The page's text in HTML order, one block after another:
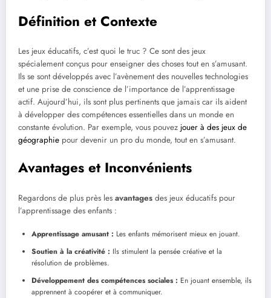
Définition et Contexte
Les jeux éducatifs, c’est quoi le truc ? Ce sont des jeux
spécialement conçus pour enseigner des choses tout en s’amusant.
Ils se sont développés avec l’avènement des nouvelles technologies
et une prise de conscience de l’importance de l’apprentissage
actif. Aujourd’hui, ils sont plus pertinents que jamais car ils aident
à développer des compétences essentielles dans un monde en
constante évolution. Par exemple, vous pouvez jouer à des jeux de
géographie pour devenir un pro du monde, tout en s’amusant.
Avantages et Inconvénients
Regardons de plus près les avantages des jeux éducatifs pour
l’apprentissage des enfants :
Apprentissage amusant : Les enfants mémorisent mieux en jouant.
Soutien à la créativité : Ils stimulent la pensée créative et la
résolution de problèmes.
Développement des compétences sociales : En jouant ensemble, ils
apprennent à coopérer et à communiquer.